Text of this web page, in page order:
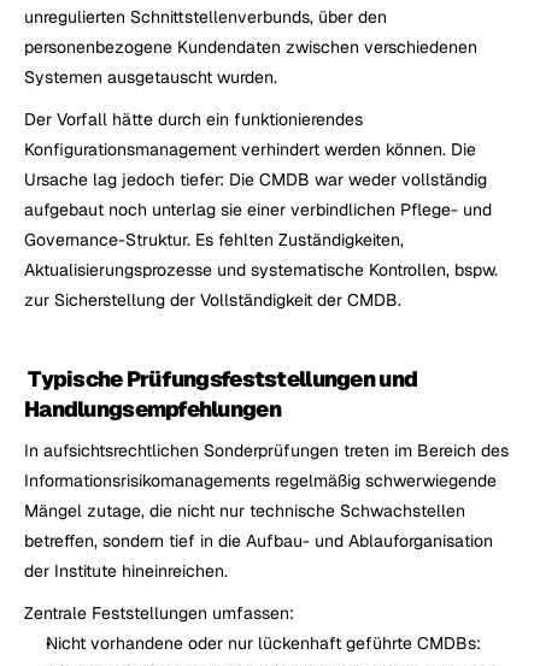
unregulierten Schnittstellenverbunds, über den
personenbezogene Kundendaten zwischen verschiedenen
Systemen ausgetauscht wurden.
Der Vorfall hätte durch ein funktionierendes
Konfigurationsmanagement verhindert werden können. Die
Ursache lag jedoch tiefer: Die CMDB war weder vollständig
aufgebaut noch unterlag sie einer verbindlichen Pflege- und
Governance-Struktur. Es fehlten Zuständigkeiten,
Aktualisierungsprozesse und systematische Kontrollen, bspw.
zur Sicherstellung der Vollständigkeit der CMDB.
Typische Prüfungsfeststellungen und
Handlungsempfehlungen
In aufsichtsrechtlichen Sonderprüfungen treten im Bereich des
Informationsrisikomanagements regelmäßig schwerwiegende
Mängel zutage, die nicht nur technische Schwachstellen
betreffen, sondern tief in die Aufbau- und Ablauforganisation
der Institute hineinreichen.
Zentrale Feststellungen umfassen:
Nicht vorhandene oder nur lückenhaft geführte CMDBs: